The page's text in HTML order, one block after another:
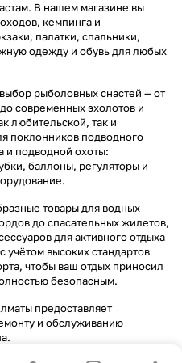
В нашем магазине вы
кемпинга и
палатки, спальники,
одежду и обувь для любых
рыболовных снастей — от
современных эхолотов и
любительской, так и
поклонников подводного
и подводной охоты:
баллоны, регуляторы и
товары для водных
до спасательных жилетов,
для активного отдыха
учётом высоких стандартов
чтобы ваш отдых приносил
безопасным.
предоставляет
и обслуживанию